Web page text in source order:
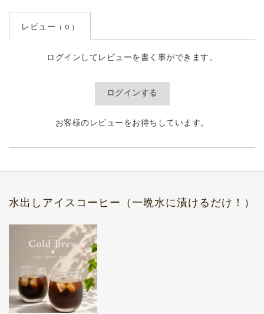
レビュー （ 0 ）
ログインしてレビューを書く事ができます。
ログインする
お客様のレビューをお待ちしています。
水出しアイスコーヒー（一晩水に漬けるだけ！）